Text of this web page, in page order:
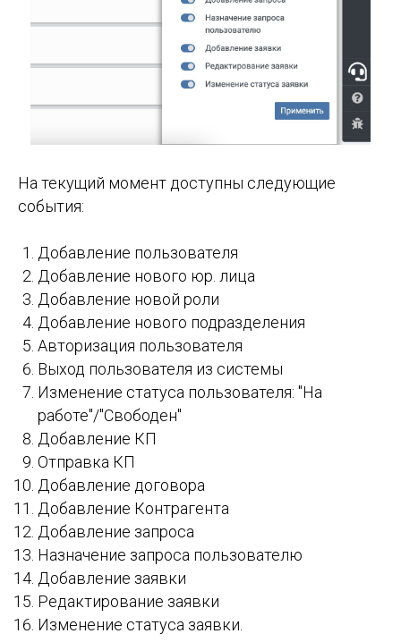
На текущий момент доступны следующие
события:
Добавление пользователя
Добавление нового юр. лица
Добавление новой роли
Добавление нового подразделения
Авторизация пользователя
Выход пользователя из системы
Изменение статуса пользователя: "На
работе"/"Свободен"
Добавление КП
Отправка КП
Добавление договора
Добавление Контрагента
Добавление запроса
Назначение запроса пользователю
Добавление заявки
Редактирование заявки
Изменение статуса заявки.